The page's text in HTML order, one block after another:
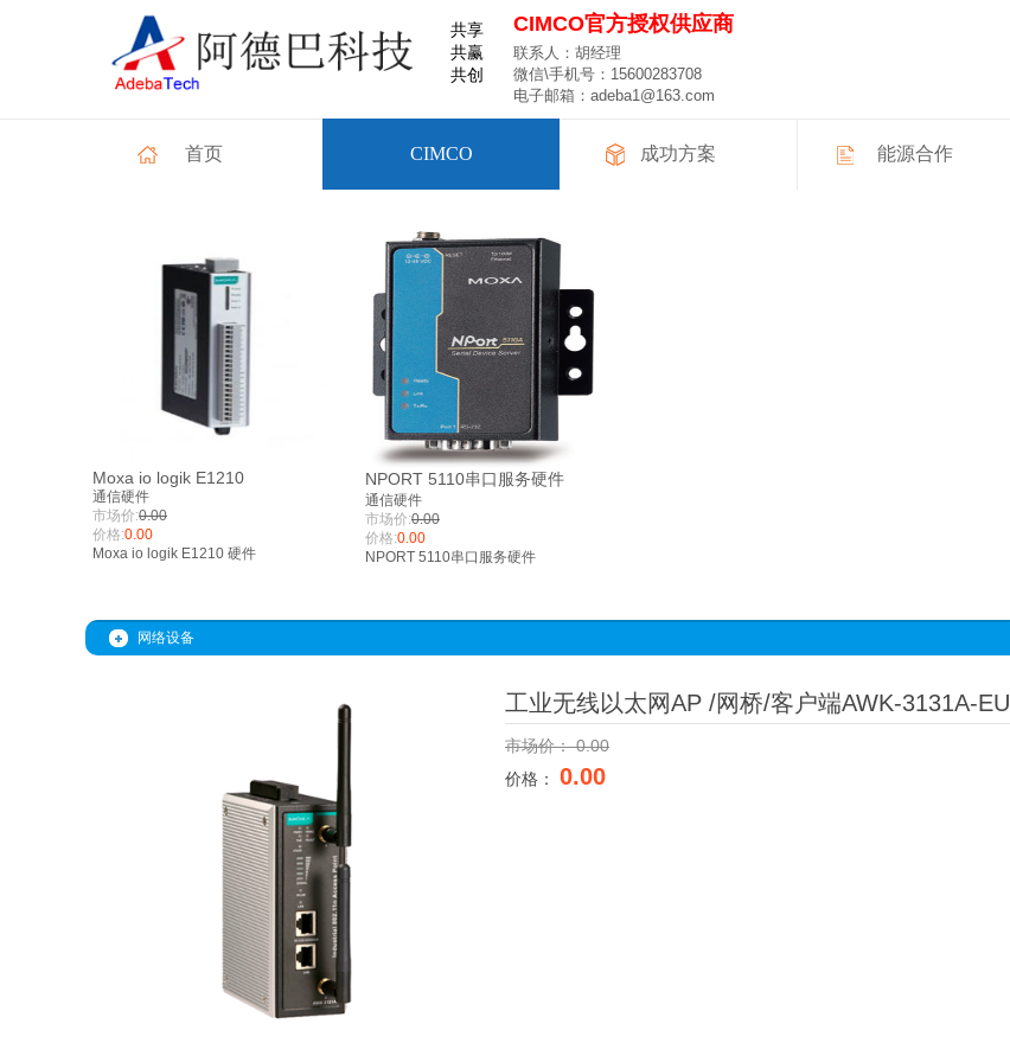
CIMCO官方授权供应商
共享
共赢
共创
联系人： 胡经理
微信\手机号：15600283708
电子邮箱：adeba1@163.com
首页 CIMCO 成功方案 能源合作
Moxa io logik E1210
通信硬件
市场价:0.00
价格:0.00
Moxa io logik E1210 硬件
NPORT 5110串口服务硬件
通信硬件
市场价:0.00
价格:0.00
NPORT 5110串口服务硬件
网络设备
工业无线以太网AP /网桥/客户端AWK-3131A-EU
市场价：0.00
价格： 0.00